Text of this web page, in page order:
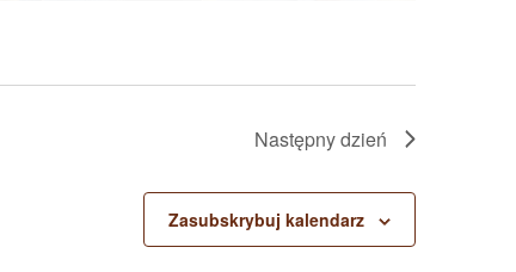
Następny dzień
Zasubskrybuj kalendarz